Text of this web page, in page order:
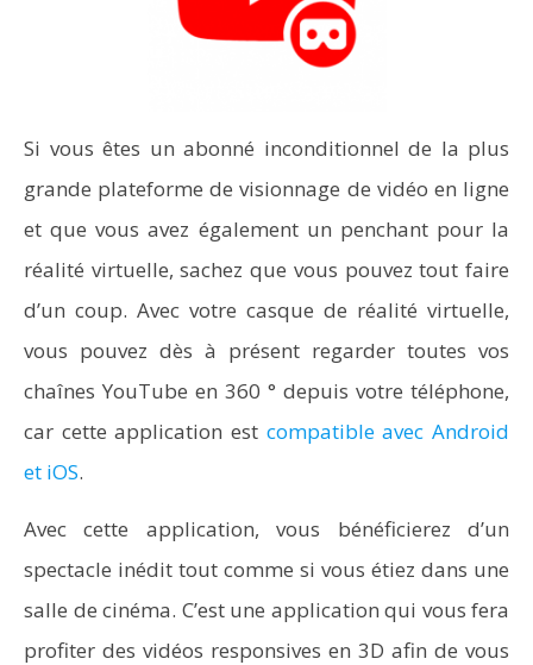
Si vous êtes un abonné inconditionnel de la plus
grande plateforme de visionnage de vidéo en ligne
et que vous avez également un penchant pour la
réalité virtuelle, sachez que vous pouvez tout faire
d’un coup. Avec votre casque de réalité virtuelle,
vous pouvez dès à présent regarder toutes vos
chaînes YouTube en 360 ° depuis votre téléphone,
car cette application est compatible avec Android
et iOS.
Avec cette application, vous bénéficierez d’un
spectacle inédit tout comme si vous étiez dans une
salle de cinéma. C’est une application qui vous fera
profiter des vidéos responsives en 3D afin de vous